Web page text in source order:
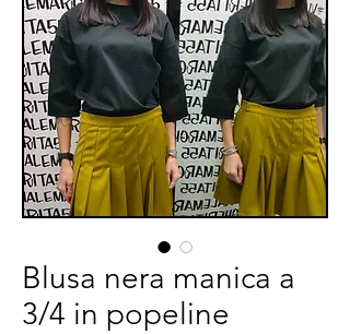
Blusa nera manica a
3/4 in popeline